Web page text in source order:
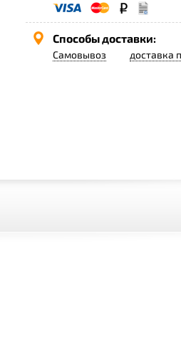
Способы доставки:
Самовывоз доставка